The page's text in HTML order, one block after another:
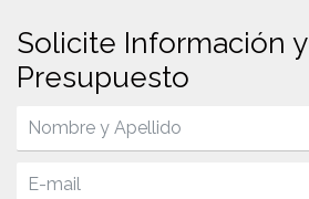
Solicite Información y
Presupuesto